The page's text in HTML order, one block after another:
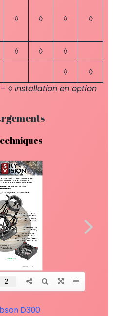
◊ ◊ ◊ ◊
◊ ◊
◊
◊
◊
◊ installation en option
D300